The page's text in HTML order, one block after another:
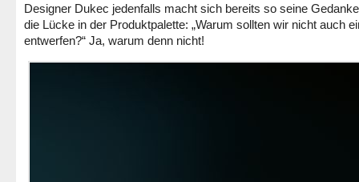
Designer Dukec jedenfalls macht sich bereits so seine
die Lücke in der Produktpalette: „Warum sollten wir nicht auch
entwerfen?“ Ja, warum denn nicht!